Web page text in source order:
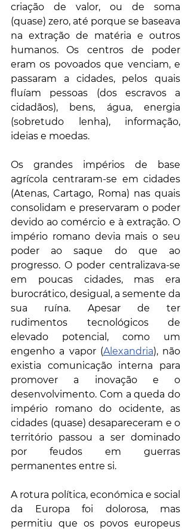
criação de valor, ou de soma
(quase) zero, até porque se baseava
na extração de matéria e outros
humanos. Os centros de poder
eram os povoados que venciam, e
passaram a cidades, pelos quais
fluíam pessoas (dos escravos a
cidadãos), bens, água, energia
(sobretudo lenha), informação,
ideias e moedas.
Os grandes impérios de base
agrícola centraram-se em cidades
(Atenas, Cartago, Roma) nas quais
consolidam e preservaram o poder
devido ao comércio e à extração. O
império romano devia mais o seu
poder ao saque do que ao
progresso. O poder centralizava-se
em poucas cidades, mas era
burocrático, desigual, a semente da
sua ruína. Apesar de ter
rudimentos tecnológicos de
elevado potencial, como um
engenho a vapor (Alexandria), não
existia comunicação interna para
promover a inovação e o
desenvolvimento. Com a queda do
império romano do ocidente, as
cidades (quase) desapareceram e o
território passou a ser dominado
por feudos em guerras
permanentes entre si.
A rotura política, económica e social
da Europa foi dolorosa, mas
permitiu que os povos europeus